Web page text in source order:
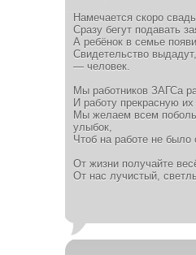
Намечается скоро
Сразу бегут подавать
А ребёнок в семье
Свидетельство
— человек.
Мы работников ЗАГСа
И работу прекрасную
Мы желаем всем
улыбок,
Чтоб на работе не было
От жизни получайте
От нас лучистый,